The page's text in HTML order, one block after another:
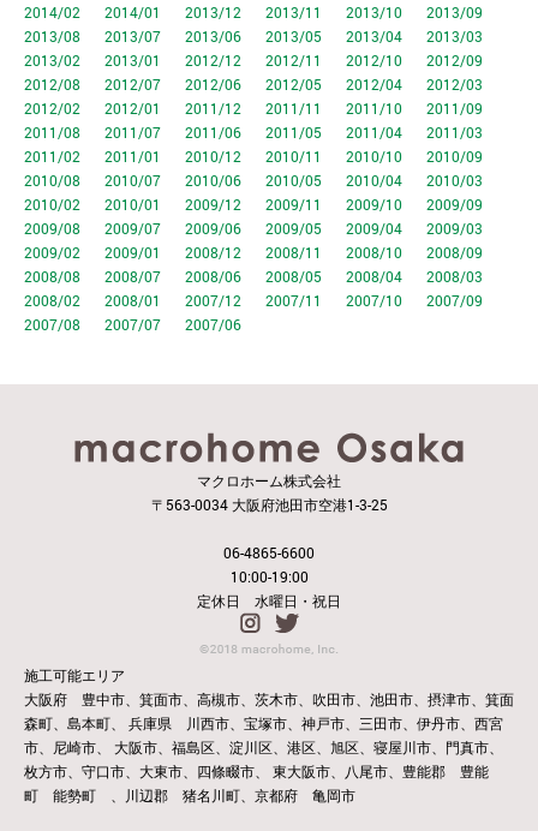
2014/02
2014/01 2013/12 2013/11 2013/10
2013/09
2013/08
2013/07 2013/06 2013/05 2013/04
2013/03
2013/02
2013/01 2012/12 2012/11 2012/10
2012/09
2012/08
2012/07 2012/06 2012/05 2012/04
2012/03
2012/02
2012/01 2011/12 2011/11 2011/10
2011/09
2011/08
2011/07 2011/06 2011/05 2011/04
2011/03
2011/02
2011/01 2010/12 2010/11 2010/10
2010/09
2010/08
2010/07 2010/06 2010/05 2010/04
2010/03
2010/02
2010/01 2009/12 2009/11 2009/10
2009/09
2009/08
2009/07 2009/06 2009/05 2009/04
2009/03
2009/02
2009/01 2008/12 2008/11 2008/10
2008/09
2008/08
2008/07 2008/06 2008/05 2008/04
2008/03
2008/02
2008/01 2007/12 2007/11 2007/10
2007/09
2007/08
2007/07 2007/06
マクロホーム株式会社
〒563-0034 大阪府池田市空港1-3-25
06-4865-6600
10:00-19:00
定休日 水曜日・祝日
施工可能エリア
大阪府 豊中市、箕面市、高槻市、茨木市、吹田市、池田市、摂津市、箕面
森町、島本町、
兵庫県 川西市、宝塚市、神戸市、三田市、伊丹市、西宮
市、尼崎市、
大阪市、福島区、淀川区、港区、旭区、寝屋川市、門真市、
枚方市、守口市、大東市、四條畷市、
東大阪市、八尾市、豊能郡 豊能
町 能勢町 、川辺郡 猪名川町、京都府 亀岡市